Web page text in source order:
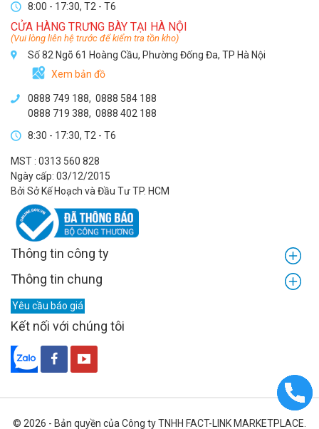
8:00 - 17:30, T2 - T6
CỬA HÀNG TRƯNG BÀY TẠI HÀ NỘI
(Vui lòng liên hệ trước để kiểm tra tồn kho)
Số 82 Ngõ 61 Hoàng Cầu, Phường Đống Đa, TP Hà Nội
Xem bản đồ
0888 749 188, 0888 584 188
0888 719 388, 0888 402 188
8:30 - 17:30, T2 - T6
MST : 0313 560 828
Ngày cấp: 03/12/2015
Bởi Sở Kế Hoạch và Đầu Tư TP. HCM
Thông tin công ty
Thông tin chung
Yêu cầu báo giá
Kết nối với chúng tôi
© 2026 - Bản quyền của Công ty TNHH FACT-LINK MARKETPLACE.